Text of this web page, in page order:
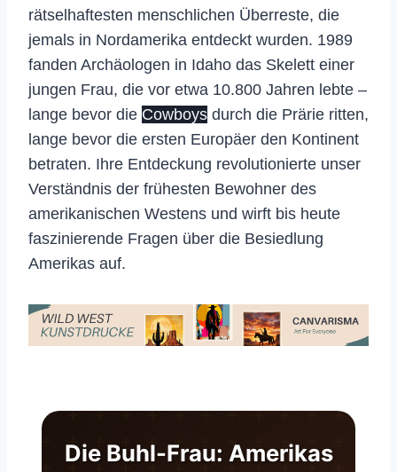
rätselhaftesten menschlichen Überreste, die
jemals in Nordamerika entdeckt wurden. 1989
fanden Archäologen in Idaho das Skelett einer
jungen Frau, die vor etwa 10.800 Jahren lebte –
lange bevor die Cowboys durch die Prärie ritten,
lange bevor die ersten Europäer den Kontinent
betraten. Ihre Entdeckung revolutionierte unser
Verständnis der frühesten Bewohner des
amerikanischen Westens und wirft bis heute
faszinierende Fragen über die Besiedlung
Amerikas auf.
Die Buhl-Frau: Amerikas